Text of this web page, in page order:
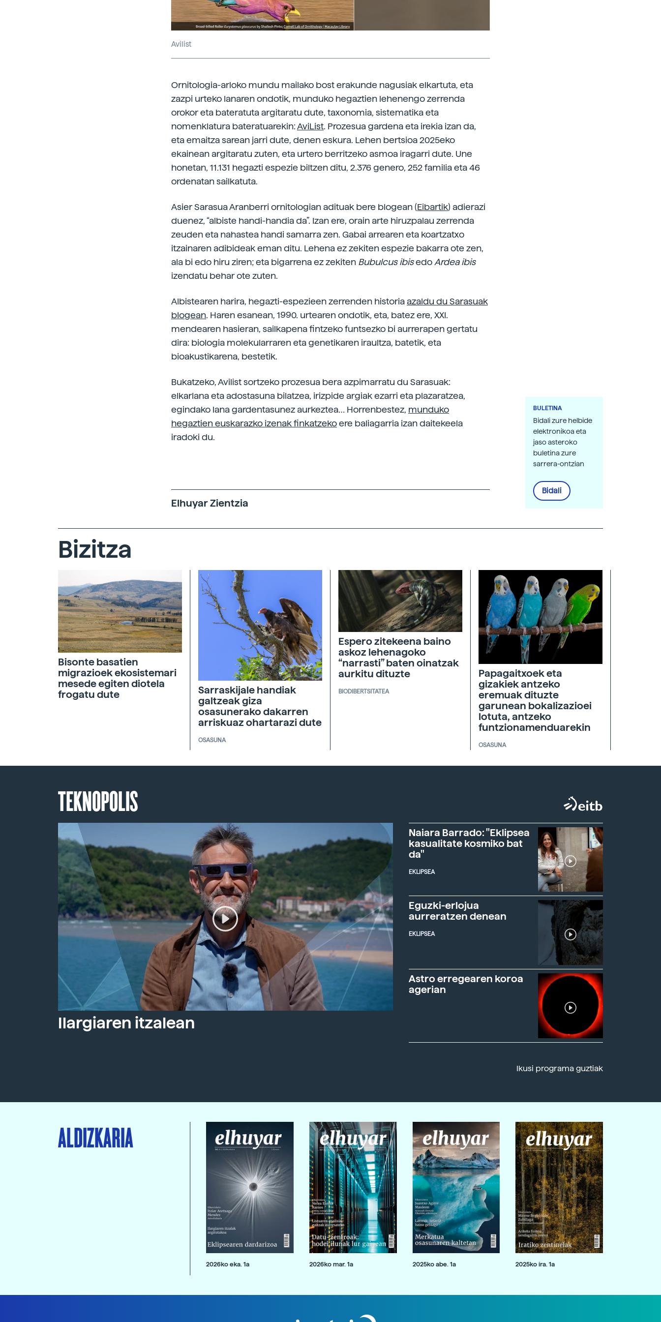
Avilist
Ornitologia-arloko mundu mailako bost erakunde nagusiak elkartuta, eta
zazpi urteko lanaren ondotik, munduko hegaztien lehenengo zerrenda
orokor eta bateratuta argitaratu dute, taxonomia, sistematika eta
nomenklatura bateratuarekin:AviList. Prozesua gardena eta irekia izan da,
eta emaitza sarean jarri dute, denen eskura. Lehen bertsioa 2025eko
ekainean argitaratu zuten, eta urtero berritzeko asmoa iragarri dute. Une
honetan, 11.131 hegazti espezie biltzen ditu, 2.376 genero, 252 familia eta 46
ordenatan sailkatuta.
Asier Sarasua Aranberri ornitologian adituak bere blogean (Eibartik) adierazi
duenez, “albiste handi-handia da”. Izan ere, orain arte hiruzpalau zerrenda
zeuden eta nahastea handi samarra zen. Gabai arrearen eta koartzatxo
itzainaren adibideak eman ditu. Lehena ez zekiten espezie bakarra ote zen,
ala bi edo hiru ziren; eta bigarrena ez zekiten Bubulcus ibisedoArdea ibis
izendatu behar ote zuten.
Albistearen harira, hegazti-espezieen zerrenden historia azaldu du Sarasuak
blogean. Haren esanean, 1990. urtearen ondotik, eta, batez ere, XXI.
mendearen hasieran, sailkapena fintzeko funtsezko bi aurrerapen gertatu
dira: biologia molekularraren eta genetikaren iraultza, batetik, eta
bioakustikarena, bestetik.
Bukatzeko, Avilist sortzeko prozesua bera azpimarratu du Sarasuak:
elkarlana eta adostasuna bilatzea, irizpide argiak ezarri eta plazaratzea,
egindako lana gardentasunez aurkeztea… Horrenbestez, munduko
hegaztien euskarazko izenak finkatzekoere baliagarria izan daitekeela
iradoki du.
Elhuyar Zientzia
BULETINA
Bidali zure helbide
elektronikoa eta
jaso asteroko
buletina zure
sarrera-ontzian
Bidali
Bizitza
Bisonte basatien
migrazioek ekosistemari
mesede egiten diotela
frogatu dute
Sarraskijale handiak
galtzeak giza
osasunerako dakarren
arriskuaz ohartarazi dute
OSASUNA
Espero zitekeena baino
askoz lehenagoko
“narrasti” baten oinatzak
aurkitu dituzte
BIODIBERTSITATEA
Papagaitxoek eta
gizakiek antzeko
eremuak dituzte
garunean bokalizazioei
lotuta, antzeko
funtzionamenduarekin
OSASUNA
TEKNOPOLIS
Ilargiaren itzalean
Naiara Barrado: "Eklipsea
kasualitate kosmiko bat
da"
EKLIPSEA
Eguzki-erlojua
aurreratzen denean
EKLIPSEA
Astro erregearen koroa
agerian
Ikusi programa guztiak
ALDIZKARIA
2026ko eka. 1a 2026ko mar. 1a 2025ko abe. 1a 2025ko ira. 1a